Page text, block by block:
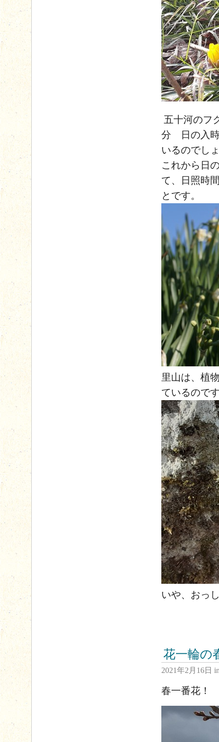
五十河のフ
分 日の入時
いるのでし
これから日
て、日照時
とです。
里山は、植
ているので
いや、おっ
花一輪の
2021年2月16日
春一番花！